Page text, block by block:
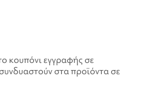
κουπόνι εγγραφής σε
στα προϊόντα σε